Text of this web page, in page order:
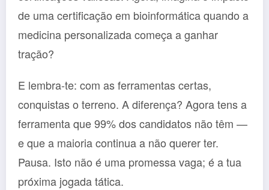
de uma certificação em bioinformática quando a
medicina personalizada começa a ganhar
tração?
E lembra-te: com as ferramentas certas,
conquistas o terreno. A diferença? Agora tens a
ferramenta que 99% dos candidatos não têm —
e que a maioria continua a não querer ter.
Pausa. Isto não é uma promessa vaga; é a tua
próxima jogada tática.